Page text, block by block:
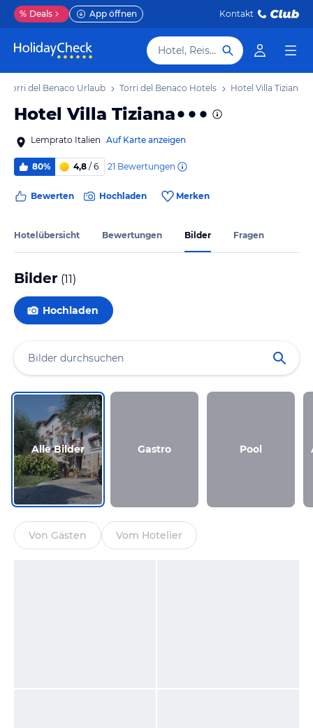
% Deals App öffnen Kontakt
Hotel, Reiseziel
Torri del Benaco Urlaub Torri del Benaco Hotels Hotel Villa Tiziana
Hotel Villa Tiziana
Lemprato Italien Auf Karte anzeigen
80% 4,8 / 6 21 Bewertungen
Bewerten Hochladen Merken
Hotelübersicht Bewertungen Bilder Fragen
Bilder (11)
Hochladen
Alle Bilder Gastro Pool
Von Gästen Vom Hotelier